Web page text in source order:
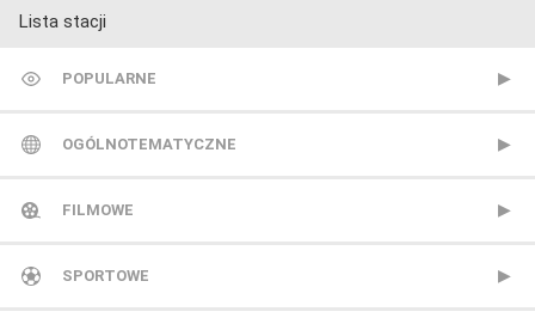
Lista stacji
POPULARNE
TVP 1
TVP 2
Polsat
OGÓLNOTEMATYCZNE
Metro TV
Nowa TV
FILMOWE
13 Ulica
SPORTOWE